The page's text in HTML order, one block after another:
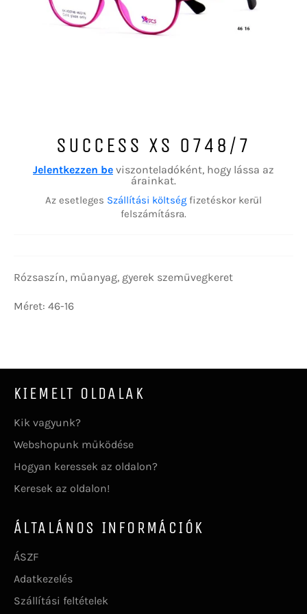
SUCCESS XS 0748/7
Jelentkezzen be viszonteladóként, hogy lássa az
árainkat.
Az esetleges Szállítási költség fizetéskor kerül
felszámításra.
Rózsaszín, műanyag, gyerek szemüvegkeret
Méret: 46-16
KIEMELT OLDALAK
Kik vagyunk?
Webshopunk működése
Hogyan keressek az oldalon?
Keresek az oldalon!
ÁLTALÁNOS INFORMÁCIÓK
ÁSZF
Adatkezelés
Szállítási feltételek